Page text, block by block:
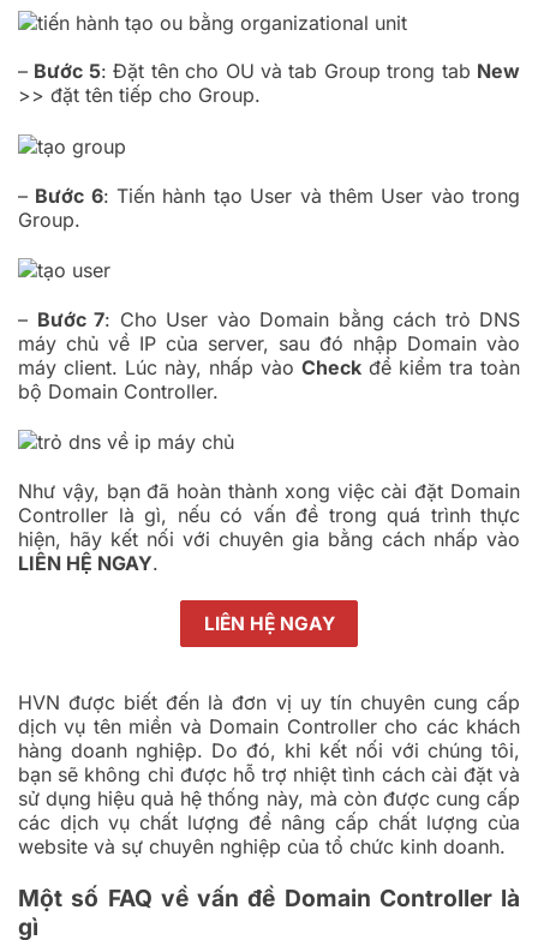
– Bước 5: Đặt tên cho OU và tab Group trong tab New
>> đặt tên tiếp cho Group.
– Bước 6: Tiến hành tạo User và thêm User vào trong
Group.
– Bước 7: Cho User vào Domain bằng cách trỏ DNS
máy chủ về IP của server, sau đó nhập Domain vào
máy client. Lúc này, nhấp vào Check để kiểm tra toàn
bộ Domain Controller.
Như vậy, bạn đã hoàn thành xong việc cài đặt Domain
Controller là gì, nếu có vấn đề trong quá trình thực
hiện, hãy kết nối với chuyên gia bằng cách nhấp vào
LIÊN HỆ NGAY.
LIÊN HỆ NGAY
HVN được biết đến là đơn vị uy tín chuyên cung cấp
dịch vụ tên miền và Domain Controller cho các khách
hàng doanh nghiệp. Do đó, khi kết nối với chúng tôi,
bạn sẽ không chỉ được hỗ trợ nhiệt tình cách cài đặt và
sử dụng hiệu quả hệ thống này, mà còn được cung cấp
các dịch vụ chất lượng để nâng cấp chất lượng của
website và sự chuyên nghiệp của tổ chức kinh doanh.
Một số FAQ về vấn đề Domain Controller là
gì